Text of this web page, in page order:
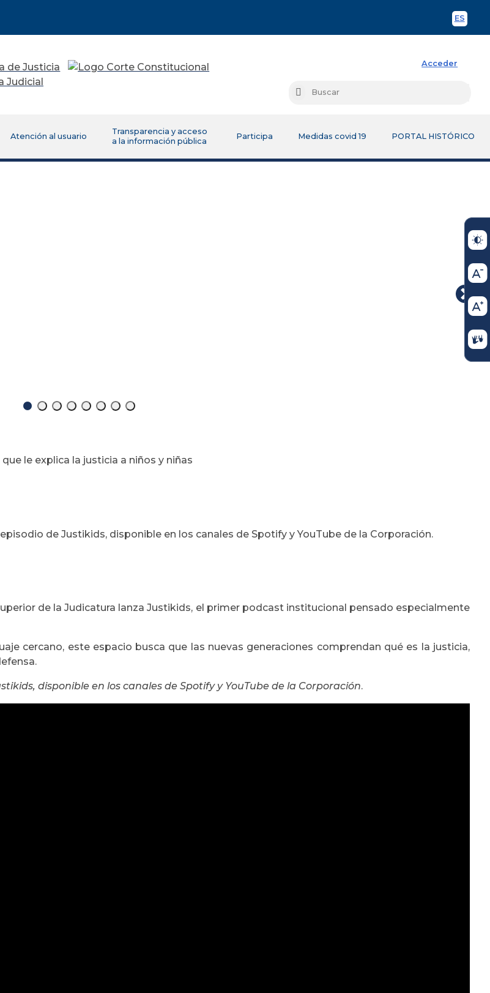
ES
Acceder
Buscar
Atención al usuario
Transparencia y acceso
a la información pública
Participa Medidas covid 19 PORTAL HISTÓRICO
le explica la justicia a niños y niñas
de Justikids, disponible en los canales de Spotify y YouTube de la Corporación.
de la Judicatura lanza Justikids, el primer podcast institucional pensado especialmente
cercano, este espacio busca que las nuevas generaciones comprendan qué es la justicia,
disponible en los canales de Spotify y YouTube de la Corporación.